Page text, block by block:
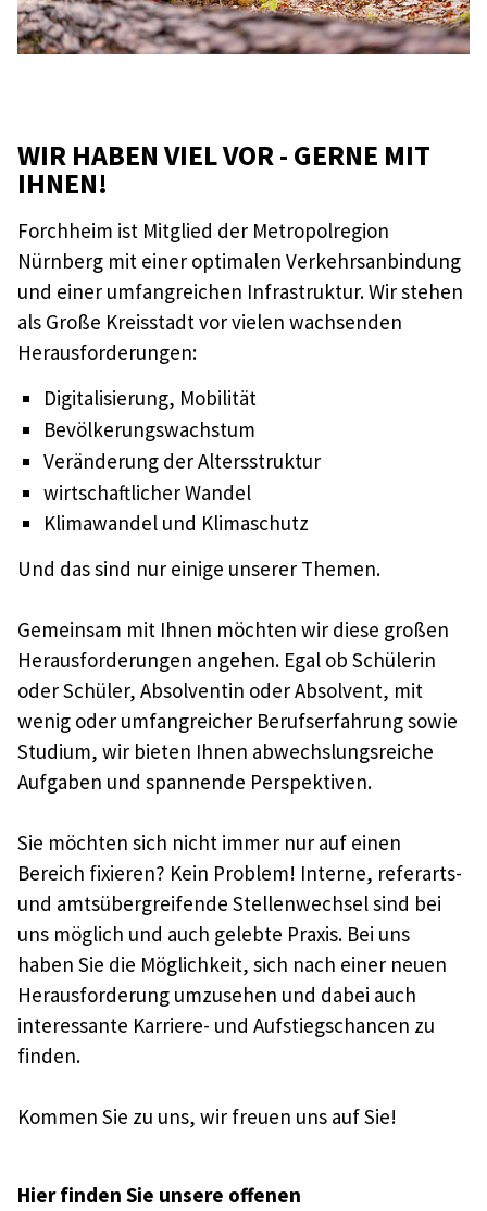
WIR HABEN VIEL VOR - GERNE MIT
IHNEN!
Forchheim ist Mitglied der Metropolregion
Nürnberg mit einer optimalen Verkehrsanbindung
und einer umfangreichen Infrastruktur. Wir stehen
als Große Kreisstadt vor vielen wachsenden
Herausforderungen:
Digitalisierung, Mobilität
Bevölkerungswachstum
Veränderung der Altersstruktur
wirtschaftlicher Wandel
Klimawandel und Klimaschutz
Und das sind nur einige unserer Themen.
Gemeinsam mit Ihnen möchten wir diese großen
Herausforderungen angehen. Egal ob Schülerin
oder Schüler, Absolventin oder Absolvent, mit
wenig oder umfangreicher Berufserfahrung sowie
Studium, wir bieten Ihnen abwechslungsreiche
Aufgaben und spannende Perspektiven.
Sie möchten sich nicht immer nur auf einen
Bereich fixieren? Kein Problem! Interne, referarts-
und amtsübergreifende Stellenwechsel sind bei
uns möglich und auch gelebte Praxis. Bei uns
haben Sie die Möglichkeit, sich nach einer neuen
Herausforderung umzusehen und dabei auch
interessante Karriere- und Aufstiegschancen zu
finden.
Kommen Sie zu uns, wir freuen uns auf Sie!
Hier finden Sie unsere offenen